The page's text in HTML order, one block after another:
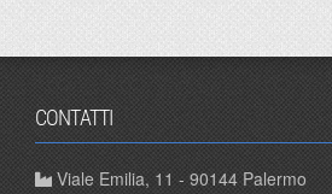
CONTATTI
Viale Emilia, 11 - 90144 Palermo